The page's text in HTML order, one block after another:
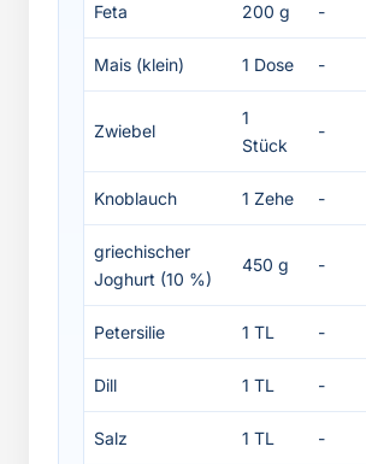
Feta 200 g -
Mais (klein) 1 Dose -
Zwiebel
1
Stück
-
Knoblauch 1 Zehe -
griechischer
Joghurt (10 %)
450 g -
Petersilie 1 TL -
Dill 1 TL -
Salz 1 TL -